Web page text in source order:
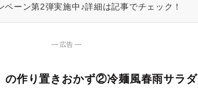
ペーン第2弾実施中♪詳細は記事でチェック！
― 広告 ―
の作り置きおかず②冷麺風春雨サラダ